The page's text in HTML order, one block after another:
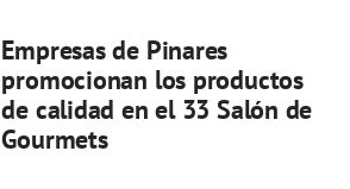
Empresas de Pinares
promocionan los productos
de calidad en el 33 Salón de
Gourmets